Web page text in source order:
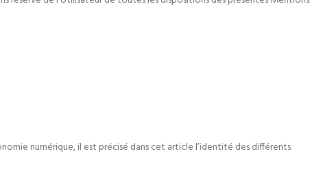
numérique, il est précisé dans cet article l’identité des différents